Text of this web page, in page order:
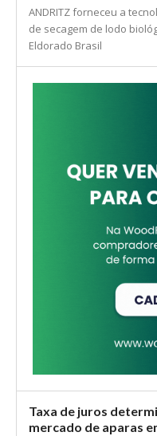
ANDRITZ forneceu a
de secagem de lodo
Eldorado Brasil
Taxa de juros
mercado de aparas